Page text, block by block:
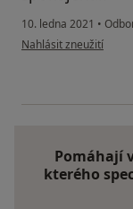
10. ledna 2021 •
podle názoru uživatele
Nahlásit zneužití
Pomáhají
kterého